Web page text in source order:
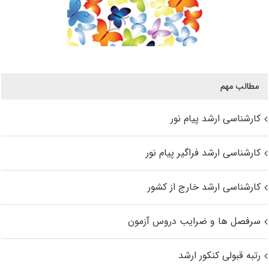
مطالب مهم
کارشناسی ارشد پیام نور
کارشناسی ارشد فراگیر پیام نور
کارشناسی ارشد خارج از کشور
سرفصل ها و ضرایب دروس آزمون
رتبه قبولی کنکور ارشد